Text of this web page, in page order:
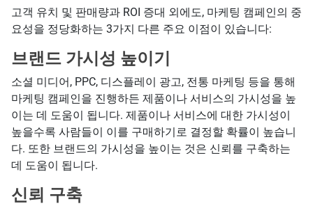
고객 유치 및 판매량과 ROI 증대 외에도, 마케팅 캠페인의 중
요성을 정당화하는 3가지 다른 주요 이점이 있습니다:
브랜드 가시성 높이기
소셜 미디어, PPC, 디스플레이 광고, 전통 마케팅 등을 통해
마케팅 캠페인을 진행하든 제품이나 서비스의 가시성을 높
이는 데 도움이 됩니다. 제품이나 서비스에 대한 가시성이
높을수록 사람들이 이를 구매하기로 결정할 확률이 높습니
다. 또한 브랜드의 가시성을 높이는 것은 신뢰를 구축하는
데 도움이 됩니다.
신뢰 구축